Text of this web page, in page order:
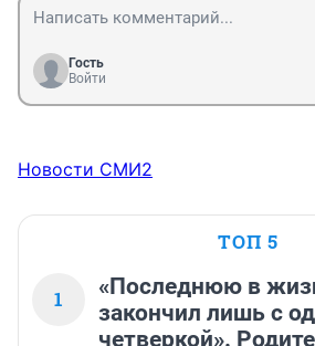
Гость
Войти
Новости СМИ2
ТОП 5
1
«Последнюю в
закончил лишь с
четверкой».